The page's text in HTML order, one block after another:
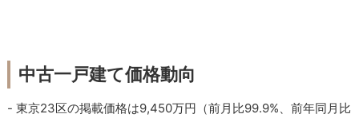
中古一戸建て価格動向
- 東京23区の掲載価格は9,450万円（前月比99.9%、前年同月比